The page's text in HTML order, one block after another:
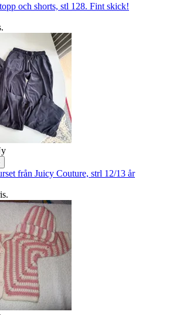
och shorts, stl 128. Fint skick!
.
från Juicy Couture, strl 12/13 år
.